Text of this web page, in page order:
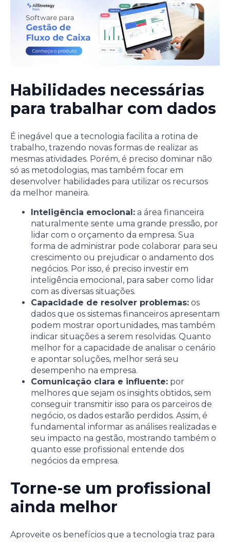
Habilidades necessárias
para trabalhar com dados
É inegável que a tecnologia facilita a rotina de
trabalho, trazendo novas formas de realizar as
mesmas atividades. Porém, é preciso dominar não
só as metodologias, mas também focar em
desenvolver habilidades para utilizar os recursos
da melhor maneira.
Inteligência emocional: a área financeira
naturalmente sente uma grande pressão, por
lidar com o orçamento da empresa. Sua
forma de administrar pode colaborar para seu
crescimento ou prejudicar o andamento dos
negócios. Por isso, é preciso investir em
inteligência emocional, para saber como lidar
com as diversas situações.
Capacidade de resolver problemas: os
dados que os sistemas financeiros apresentam
podem mostrar oportunidades, mas também
indicar situações a serem resolvidas. Quanto
melhor for a capacidade de analisar o cenário
e apontar soluções, melhor será seu
desempenho na empresa.
Comunicação clara e influente: por
melhores que sejam os insights obtidos, sem
conseguir transmitir isso para os parceiros de
negócio, os dados estarão perdidos. Assim, é
fundamental informar as análises realizadas e
seu impacto na gestão, mostrando também o
quanto esse profissional entende dos
negócios da empresa.
Torne-se um profissional
ainda melhor
Aproveite os benefícios que a tecnologia traz para